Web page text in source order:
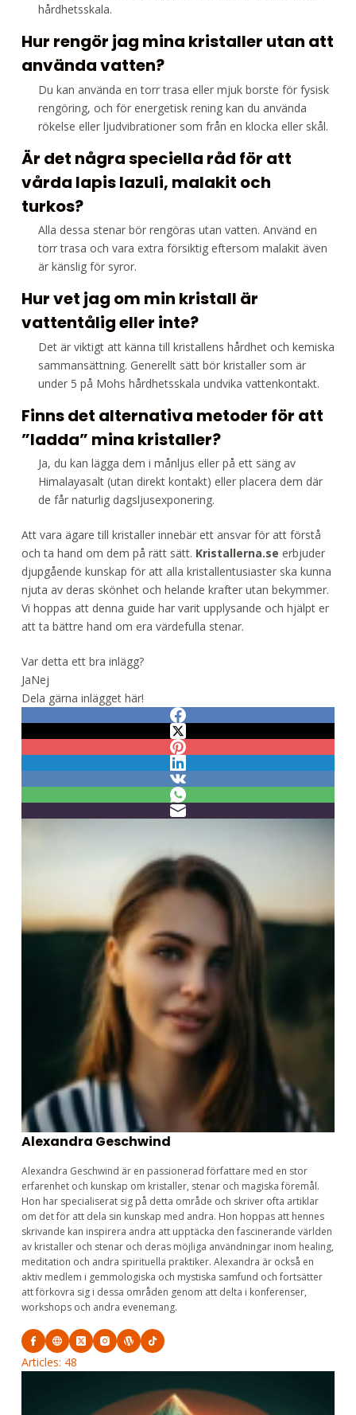
hårdhetsskala.
Hur rengör jag mina kristaller utan att
använda vatten?
Du kan använda en torr trasa eller mjuk borste för fysisk
rengöring, och för energetisk rening kan du använda
rökelse eller ljudvibrationer som från en klocka eller skål.
Är det några speciella råd för att
vårda lapis lazuli, malakit och
turkos?
Alla dessa stenar bör rengöras utan vatten. Använd en
torr trasa och vara extra försiktig eftersom malakit även
är känslig för syror.
Hur vet jag om min kristall är
vattentålig eller inte?
Det är viktigt att känna till kristallens hårdhet och kemiska
sammansättning. Generellt sätt bör kristaller som är
under 5 på Mohs hårdhetsskala undvika vattenkontakt.
Finns det alternativa metoder för att
”ladda” mina kristaller?
Ja, du kan lägga dem i månljus eller på ett säng av
Himalayasalt (utan direkt kontakt) eller placera dem där
de får naturlig dagsljusexponering.
Att vara ägare till kristaller innebär ett ansvar för att förstå
och ta hand om dem på rätt sätt. Kristallerna.se erbjuder
djupgående kunskap för att alla kristallentusiaster ska kunna
njuta av deras skönhet och helande krafter utan bekymmer.
Vi hoppas att denna guide har varit upplysande och hjälpt er
att ta bättre hand om era värdefulla stenar.
Var detta ett bra inlägg?
JaNej
Dela gärna inlägget här!
Alexandra Geschwind
Alexandra Geschwind är en passionerad författare med en stor
erfarenhet och kunskap om kristaller, stenar och magiska föremål.
Hon har specialiserat sig på detta område och skriver ofta artiklar
om det för att dela sin kunskap med andra. Hon hoppas att hennes
skrivande kan inspirera andra att upptäcka den fascinerande världen
av kristaller och stenar och deras möjliga användningar inom healing,
meditation och andra spirituella praktiker. Alexandra är också en
aktiv medlem i gemmologiska och mystiska samfund och fortsätter
att förkovra sig i dessa områden genom att delta i konferenser,
workshops och andra evenemang.
Articles: 48